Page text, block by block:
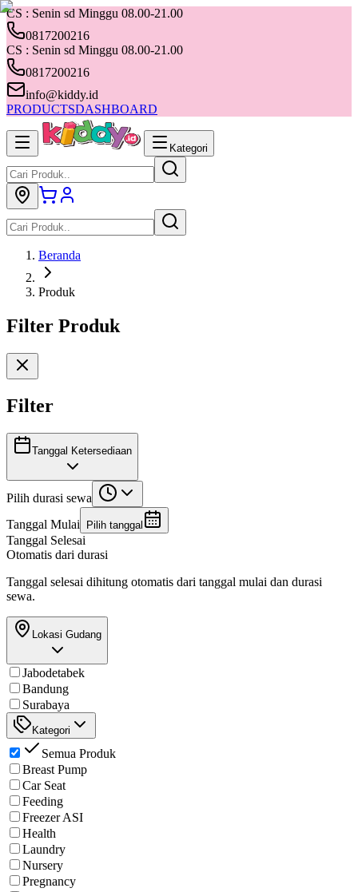
CS : Senin sd Minggu 08.00-21.00
0817200216
CS : Senin sd Minggu 08.00-21.00
0817200216
info@kiddy.id
PRODUCTSDASHBOARD
Kategori
Beranda
Produk
Filter Produk
Filter
Tanggal Ketersediaan
Pilih durasi sewa
Tanggal Mulai
Pilih tanggal
Tanggal Selesai
Otomatis dari durasi
Tanggal selesai dihitung otomatis dari tanggal mulai dan durasi
sewa.
Lokasi Gudang
Jabodetabek
Bandung
Surabaya
Kategori
Semua Produk
Breast Pump
Car Seat
Feeding
Freezer ASI
Health
Laundry
Nursery
Pregnancy